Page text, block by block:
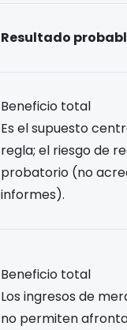
Resultado
Beneficio total
Es el supuesto
regla; el riesgo de
probatorio (no
informes).
Beneficio total
Los ingresos de
no permiten